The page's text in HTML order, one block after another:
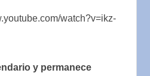
watch?v=ikz-
y permanece